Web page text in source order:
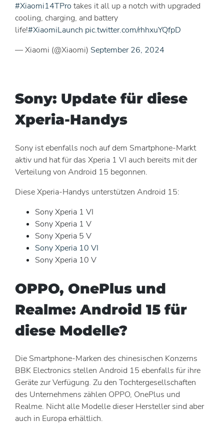
#Xiaomi14TPro takes it all up a notch with upgraded
cooling, charging, and battery
life!#XiaomiLaunch pic.twitter.com/rhhxuYQfpD
— Xiaomi (@Xiaomi) September 26, 2024
Sony: Update für diese
Xperia-Handys
Sony ist ebenfalls noch auf dem Smartphone-Markt
aktiv und hat für das Xperia 1 VI auch bereits mit der
Verteilung von Android 15 begonnen.
Diese Xperia-Handys unterstützen Android 15:
Sony Xperia 1 VI
Sony Xperia 1 V
Sony Xperia 5 V
Sony Xperia 10 VI
Sony Xperia 10 V
OPPO, OnePlus und
Realme: Android 15 für
diese Modelle?
Die Smartphone-Marken des chinesischen Konzerns
BBK Electronics stellen Android 15 ebenfalls für ihre
Geräte zur Verfügung. Zu den Tochtergesellschaften
des Unternehmens zählen OPPO, OnePlus und
Realme. Nicht alle Modelle dieser Hersteller sind aber
auch in Europa erhältlich.